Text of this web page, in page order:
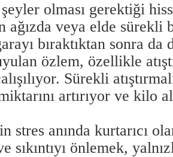
olması gerektiği
ağızda veya elde sürekli
bıraktıktan sonra
özlem, özellikle
Sürekli
artırıyor ve kilo
stres anında kurtarıcı
sıkıntıyı önlemek,